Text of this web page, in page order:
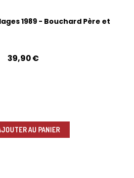
1989 - Bouchard Père et
39,90€
AU PANIER